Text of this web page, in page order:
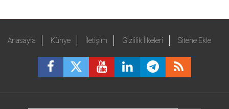
Anasayfa Künye İletişim Gizlilik İlkeleri Sitene Ekle